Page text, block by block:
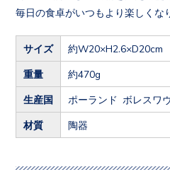
毎日の食卓がいつもより楽しくな
サイズ 約W20×H2.6×D20cm
重量 約470g
生産国 ポーランド ボレスワ
材質 陶器